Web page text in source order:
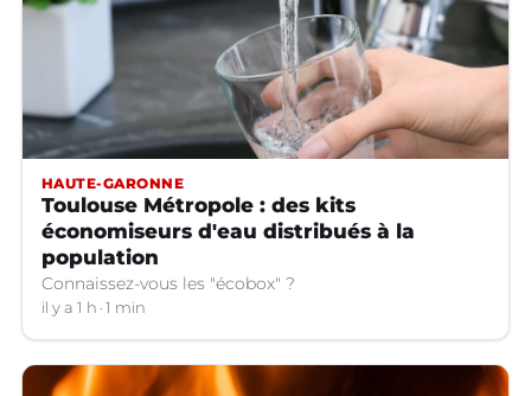
HAUTE-GARONNE
Toulouse Métropole : des kits
économiseurs d'eau distribués à la
population
Connaissez-vous les "écobox" ?
il y a 1 h 1 min